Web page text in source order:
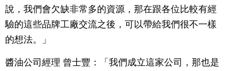
說，我們會欠缺非常多的資源，那在跟各位比較有經
驗的這些品牌工廠交流之後，可以帶給我們很不一樣
的想法。」
醬油公司經理 曾士豐：「我們成立這家公司，那也是